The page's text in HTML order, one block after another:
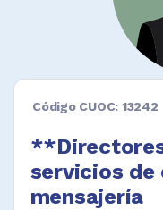
Código CUOC: 13242
servicios de
mensajería